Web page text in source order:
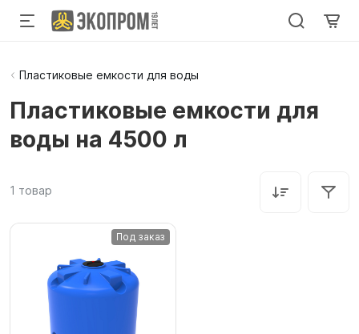
Пластиковые емкости для воды
Пластиковые емкости для
воды на 4500 л
1 товар
Под заказ